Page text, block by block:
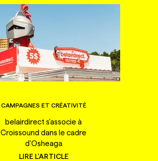
CAMPAGNES ET CRÉATIVITÉ
belairdirect s'associe à
Croissound dans le cadre
d'Osheaga
LIRE L'ARTICLE